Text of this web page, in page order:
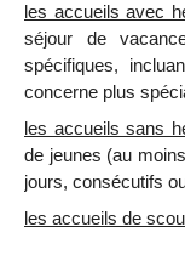
les accueils avec
séjour de
spécifiques,
concerne plus
les accueils sans
de jeunes (au
jours, consécutifs
les accueils de